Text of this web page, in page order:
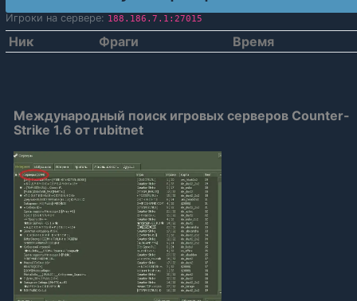
Игроки на сервере: 188.186.7.1:27015
Ник Фраги Время
Международный поиск игровых серверов Counter-
Strike 1.6 от rubitnet